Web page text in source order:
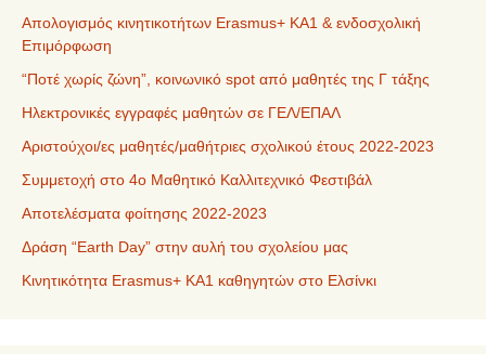
Απολογισμός κινητικοτήτων Erasmus+ ΚΑ1 & ενδοσχολική
Επιμόρφωση
“Ποτέ χωρίς ζώνη”, κοινωνικό spot από μαθητές της Γ τάξης
Ηλεκτρονικές εγγραφές μαθητών σε ΓΕΛ/ΕΠΑΛ
Αριστούχοι/ες μαθητές/μαθήτριες σχολικού έτους 2022-2023
Συμμετοχή στο 4ο Μαθητικό Καλλιτεχνικό Φεστιβάλ
Αποτελέσματα φοίτησης 2022-2023
Δράση “Earth Day” στην αυλή του σχολείου μας
Κινητικότητα Erasmus+ KA1 καθηγητών στο Ελσίνκι